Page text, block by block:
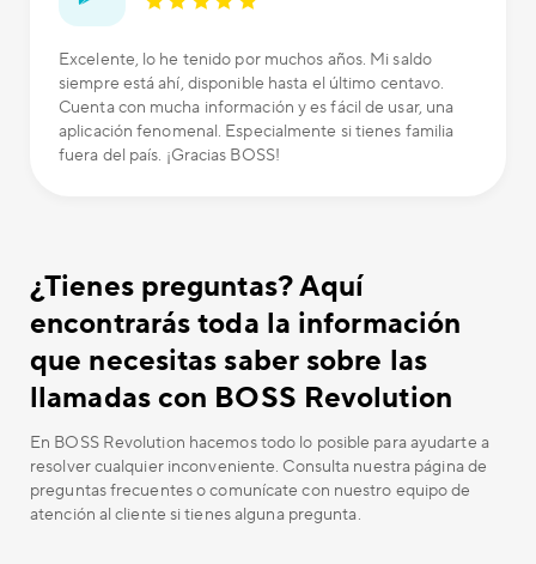
Excelente, lo he tenido por muchos años. Mi saldo
siempre está ahí, disponible hasta el último centavo.
Cuenta con mucha información y es fácil de usar, una
aplicación fenomenal. Especialmente si tienes familia
fuera del país. ¡Gracias BOSS!
¿Tienes preguntas? Aquí
encontrarás toda la información
que necesitas saber sobre las
llamadas con BOSS Revolution
En BOSS Revolution hacemos todo lo posible para ayudarte a
resolver cualquier inconveniente. Consulta nuestra página de
preguntas frecuentes o comunícate con nuestro equipo de
atención al cliente si tienes alguna pregunta.